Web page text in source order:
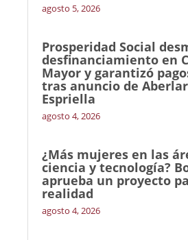
agosto 5, 2026
Prosperidad Social
desfinanciamiento en
Mayor y garantizó
tras anuncio de
Espriella
agosto 4, 2026
¿Más mujeres en las
ciencia y tecnología?
aprueba un proyecto
realidad
agosto 4, 2026